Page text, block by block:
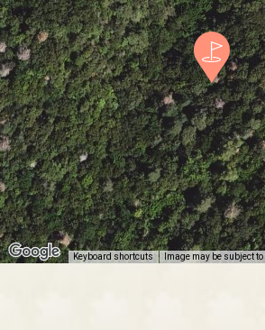
Keyboard shortcuts Image may be subject